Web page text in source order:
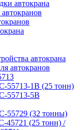
автокрана
автокрана
автокранов
55713-1В (25 тонн)
55713-5В
55729 (32 тонны)
45721 (25 тонн) /